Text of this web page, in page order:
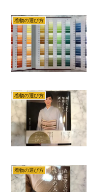
着物の選び方
着物の選び方
着物の選び方